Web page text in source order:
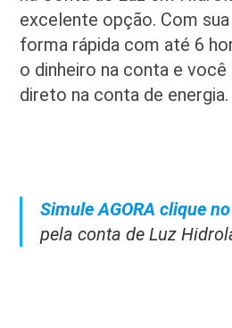
excelente opção. Com
forma rápida com até 6
o dinheiro na conta e
direto na conta de energia.
Simule AGORA clique
pela conta de Luz